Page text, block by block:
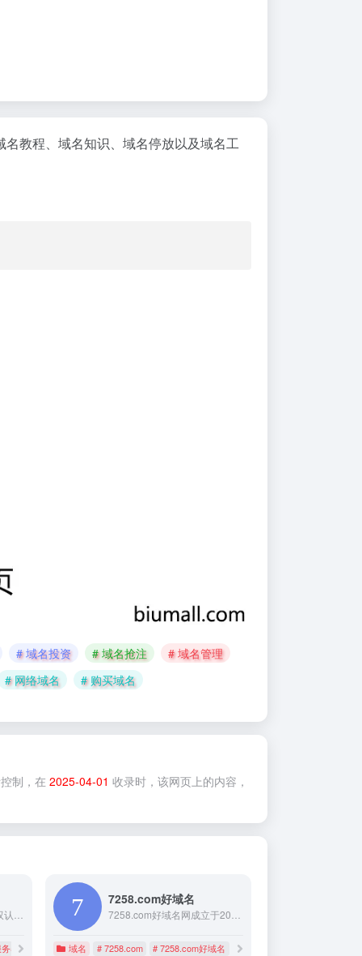
教程、域名知识、域名停放以及域名工
# 域名投资 # 域名抢注
# 域名管理
# 网络域名
# 购买域名
制，在 2025-04-01 收录时，该网页上的内容，
器
7258.com好域名
域名 # 7258.com # 7258.com好域名 # 以其趣味性